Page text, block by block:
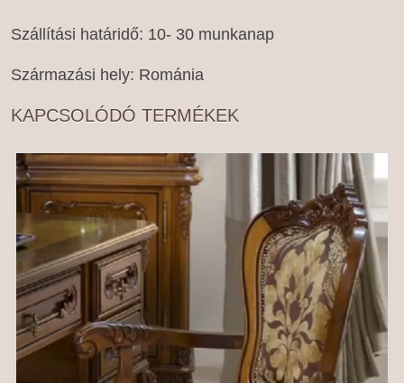
Szállítási határidő: 10- 30 munkanap
Származási hely: Románia
KAPCSOLÓDÓ TERMÉKEK